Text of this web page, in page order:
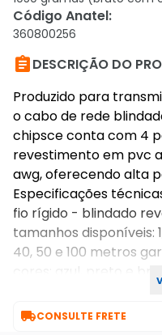
Código Anatel:
360800256
DESCRIÇÃO DO
Produzido para
o cabo de rede
chipsce conta com 4
revestimento em pvc
awg, oferecendo alta
Especificações
fio rígido - blindado
tamanhos disponíveis: 1,
40, 50 e 100 metros
cores: azul, preto e
CONSULTE FRETE